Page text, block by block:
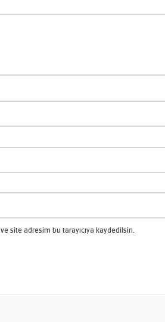
site adresim bu tarayıcıya kaydedilsin.